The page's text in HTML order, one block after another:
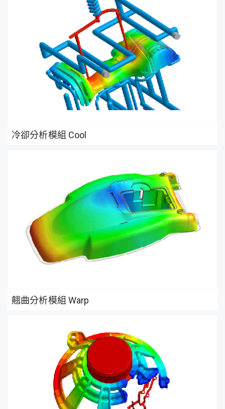
冷卻分析模組 Cool
翹曲分析模組 Warp